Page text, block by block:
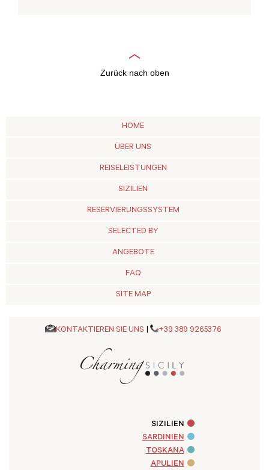
Zurück nach oben
HOME
ÜBER UNS
REISELEISTUNGEN
SIZILIEN
RESERVIERUNGSSYSTEM
SELECTED BY
ANGEBOTE
FAQ
SITE MAP
KONTAKTIEREN SIE UNS +39 389 9265376
SIZILIEN
SARDINIEN
TOSKANA
APULIEN